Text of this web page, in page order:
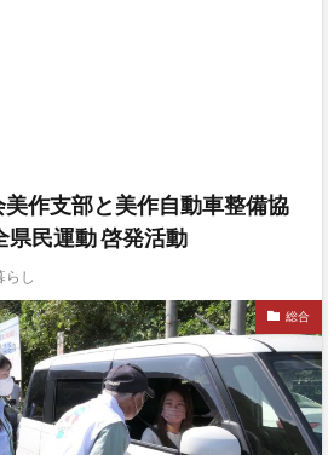
作支部と美作自動車整備協
県民運動 啓発活動
らし
総合